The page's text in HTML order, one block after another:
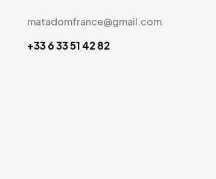
matadomfrance@gmail.com
+33 6 33 51 42 82